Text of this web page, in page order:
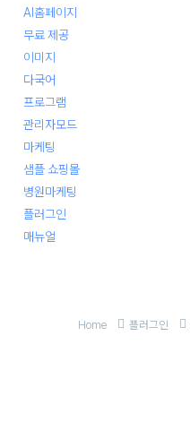
AI홈페이지
무료 제공
이미지
다국어
프로그램
관리자모드
마케팅
샘플 쇼핑몰
병원마케팅
플러그인
매뉴얼
Home 플러그인